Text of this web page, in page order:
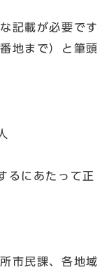
記載が必要です
地まで）と筆頭
るにあたって正
市民課、各地域